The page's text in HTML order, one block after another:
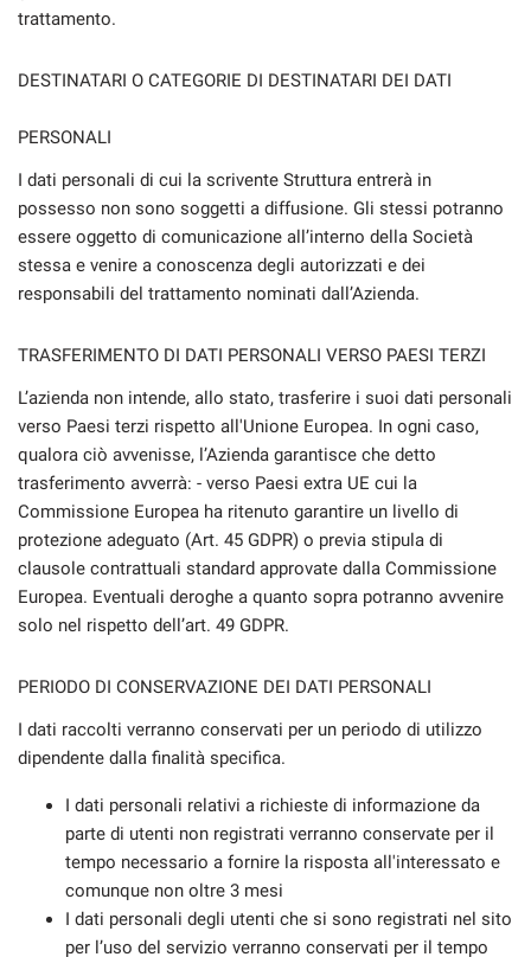
trattamento.
DESTINATARI O CATEGORIE DI DESTINATARI DEI DATI
PERSONALI
I dati personali di cui la scrivente Struttura entrerà in
possesso non sono soggetti a diffusione. Gli stessi potranno
essere oggetto di comunicazione all’interno della Società
stessa e venire a conoscenza degli autorizzati e dei
responsabili del trattamento nominati dall’Azienda.
TRASFERIMENTO DI DATI PERSONALI VERSO PAESI TERZI
L’azienda non intende, allo stato, trasferire i suoi dati personali
verso Paesi terzi rispetto all'Unione Europea. In ogni caso,
qualora ciò avvenisse, l’Azienda garantisce che detto
trasferimento avverrà: - verso Paesi extra UE cui la
Commissione Europea ha ritenuto garantire un livello di
protezione adeguato (Art. 45 GDPR) o previa stipula di
clausole contrattuali standard approvate dalla Commissione
Europea. Eventuali deroghe a quanto sopra potranno avvenire
solo nel rispetto dell’art. 49 GDPR.
PERIODO DI CONSERVAZIONE DEI DATI PERSONALI
I dati raccolti verranno conservati per un periodo di utilizzo
dipendente dalla finalità specifica.
I dati personali relativi a richieste di informazione da
parte di utenti non registrati verranno conservate per il
tempo necessario a fornire la risposta all'interessato e
comunque non oltre 3 mesi
I dati personali degli utenti che si sono registrati nel sito
per l’uso del servizio verranno conservati per il tempo